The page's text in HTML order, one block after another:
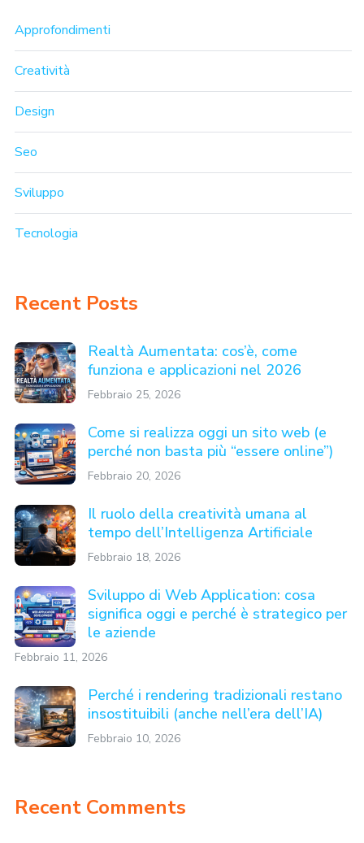
Approfondimenti
Creatività
Design
Seo
Sviluppo
Tecnologia
Recent Posts
Realtà Aumentata: cos’è, come
funziona e applicazioni nel 2026
Febbraio 25, 2026
Come si realizza oggi un sito web (e
perché non basta più “essere online”)
Febbraio 20, 2026
Il ruolo della creatività umana al
tempo dell’Intelligenza Artificiale
Febbraio 18, 2026
Sviluppo di Web Application: cosa
significa oggi e perché è strategico per
le aziende
Febbraio 11, 2026
Perché i rendering tradizionali restano
insostituibili (anche nell’era dell’IA)
Febbraio 10, 2026
Recent Comments